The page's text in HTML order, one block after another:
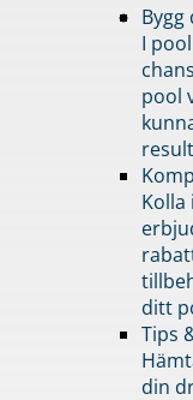
I
pool
Kolla
ditt
Tips
din